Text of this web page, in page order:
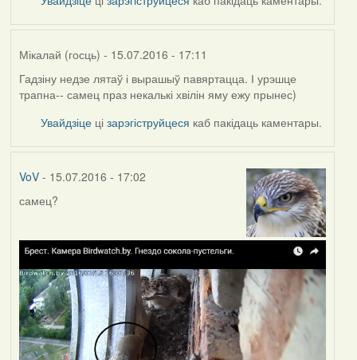
Мікалай (госць) - 15.07.2016 - 17:11
Гадзіну недзе лятаў і вырашыў павяртацца. І урэшце
трапна-- самец праз некалькі хвілін яму ежу прынес)
Увайдзіце цізарэгіструйцеся каб пакідаць каментары.
VoV- 15.07.2016 - 17:02
самец?